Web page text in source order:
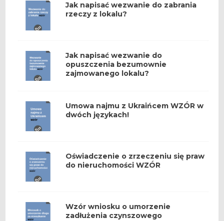
Jak napisać wezwanie do zabrania
rzeczy z lokalu?
Jak napisać wezwanie do
opuszczenia bezumownie
zajmowanego lokalu?
Umowa najmu z Ukraińcem WZÓR w
dwóch językach!
Oświadczenie o zrzeczeniu się praw
do nieruchomości WZÓR
Wzór wniosku o umorzenie
zadłużenia czynszowego